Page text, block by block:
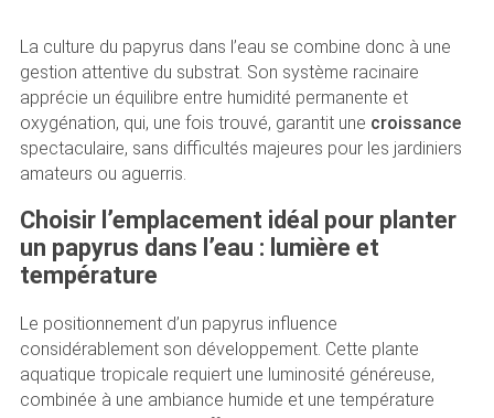
La culture du papyrus dans l’eau se combine donc à une
gestion attentive du substrat. Son système racinaire
apprécie un équilibre entre humidité permanente et
oxygénation, qui, une fois trouvé, garantit une croissance
spectaculaire, sans difficultés majeures pour les jardiniers
amateurs ou aguerris.
Choisir l’emplacement idéal pour planter
un papyrus dans l’eau : lumière et
température
Le positionnement d’un papyrus influence
considérablement son développement. Cette plante
aquatique tropicale requiert une luminosité généreuse,
combinée à une ambiance humide et une température